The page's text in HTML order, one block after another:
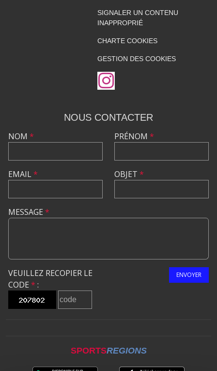
SIGNALER UN CONTENU
INAPPROPRIÉ
CHARTE COOKIES
GESTION DES COOKIES
NOUS CONTACTER
NOM *
EMAIL*
PRÉNOM *
OBJET *
MESSAGE *
VEUILLEZ RECOPIER LE
CODE * :
ENVOYER
SPORTSREGIONS